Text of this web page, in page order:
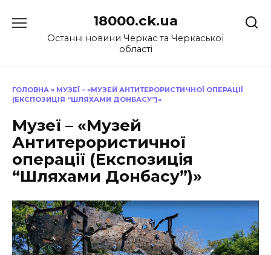
до
18000.ck.ua
Останні новини Черкас та Черкаської
області
ГОЛОВНА » МУЗЕЇ – «МУЗЕЙ АНТИТЕРОРИСТИЧНОЇ ОПЕРАЦІЇ
(ЕКСПОЗИЦІЯ “ШЛЯХАМИ ДОНБАСУ”)»
Музеї – «Музей
Антитерористичної
операції (Експозиція
“Шляхами Донбасу”)»